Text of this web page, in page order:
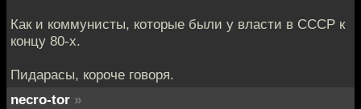
Как и коммунисты, которые были у власти в СССР к
концу 80-х.
Пидарасы, короче говоря.
necro-tor »